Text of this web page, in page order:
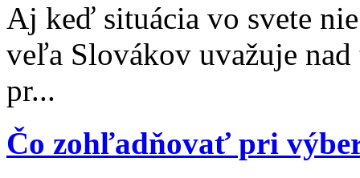
Aj keď situácia vo svete
veľa Slovákov uvažuje
pr...
Čo zohľadňovať pri